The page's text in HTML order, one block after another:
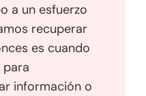
a un esfuerzo
recuperar
es cuando
información o